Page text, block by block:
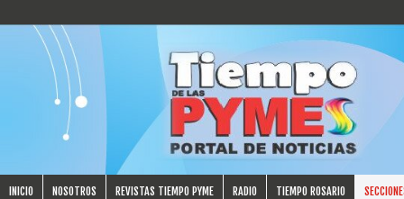
INICIO NOSOTROS REVISTAS TIEMPO PYME RADIO TIEMPO ROSARIO